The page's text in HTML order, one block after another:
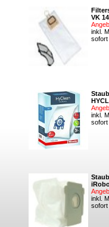
VK
inkl.
sofort
inkl.
sofort
inkl.
sofort